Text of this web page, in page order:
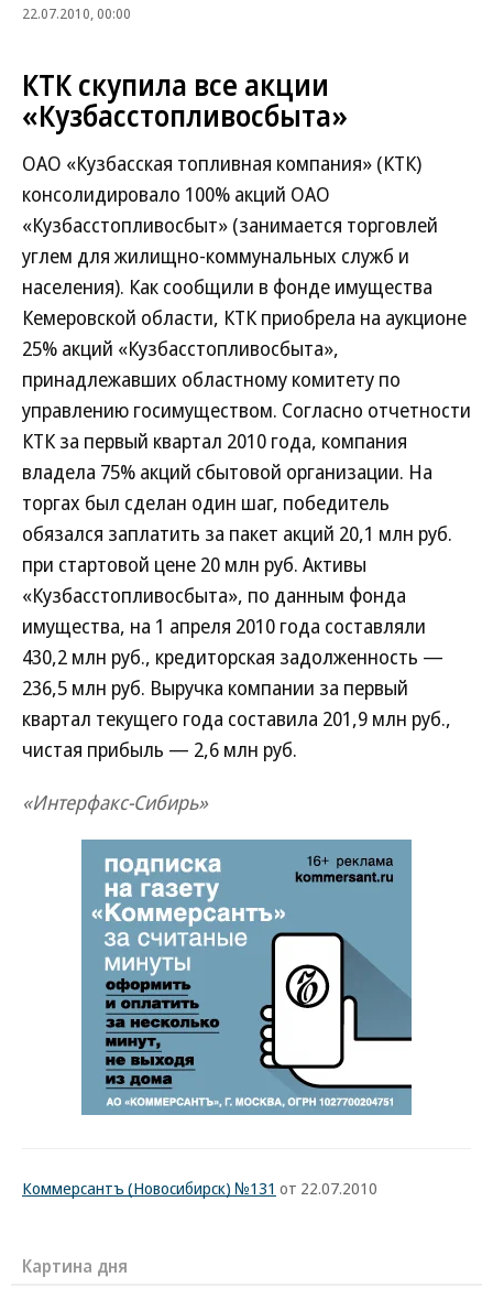
22.07.2010, 00:00
КТК скупила все акции
«Кузбасстопливосбыта»
ОАО «Кузбасская топливная компания» (КТК)
консолидировало 100% акций ОАО
«Кузбасстопливосбыт» (занимается торговлей
углем для жилищно-коммунальных служб и
населения). Как сообщили в фонде имущества
Кемеровской области, КТК приобрела на аукционе
25% акций «Кузбасстопливосбыта»,
принадлежавших областному комитету по
управлению госимуществом. Согласно отчетности
КТК за первый квартал 2010 года, компания
владела 75% акций сбытовой организации. На
торгах был сделан один шаг, победитель
обязался заплатить за пакет акций 20,1 млн руб.
при стартовой цене 20 млн руб. Активы
«Кузбасстопливосбыта», по данным фонда
имущества, на 1 апреля 2010 года составляли
430,2 млн руб., кредиторская задолженность —
236,5 млн руб. Выручка компании за первый
квартал текущего года составила 201,9 млн руб.,
чистая прибыль — 2,6 млн руб.
«Интерфакс-Сибирь»
Коммерсантъ (Новосибирск) №131 от 22.07.2010
Картина дня